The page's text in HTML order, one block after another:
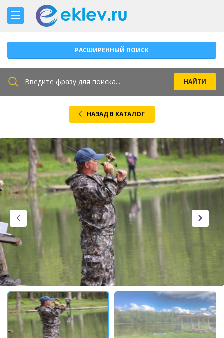
РАСШИРЕННЫЙ ПОИСК
НАЗАД В КАТАЛОГ